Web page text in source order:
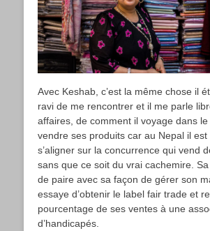
Avec Keshab, c’est la même chose il
ravi de me rencontrer et il me parle
affaires, de comment il voyage dans
vendre ses produits car au Nepal il est
s’aligner sur la concurrence qui vend
sans que ce soit du vrai cachemire.
de paire avec sa façon de gérer son
essaye d’obtenir le label fair trade et
pourcentage de ses ventes à une
d’handicapés.